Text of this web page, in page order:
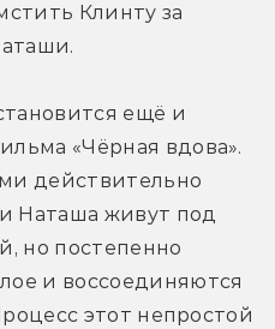
Клинту за
ещё и
«Чёрная вдова».
действительно
Наташа живут под
но постепенно
и воссоединяются
этот непростой